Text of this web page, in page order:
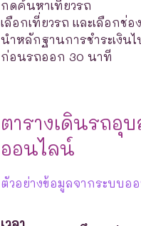
กดค้นหาเที่ยวรถ
เลือกเที่ยวรถ และเลือกช่
นำหลักฐานการชำระเงิน
ก่อนรถออก 30 นาที
ตารางเดินรถอุ
ออนไลน์
ตัวอย่างข้อมูลจากระบบอ
เวลา